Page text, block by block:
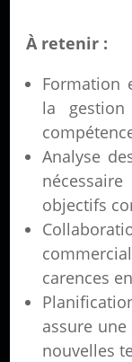
À retenir :
Formation
la
Analyse
objectifs
carences
assure
nouvelles